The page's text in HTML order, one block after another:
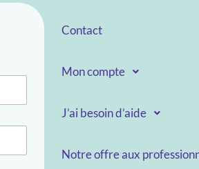
Contact
Mon compte
J’ai besoin d’aide
Notre offre aux